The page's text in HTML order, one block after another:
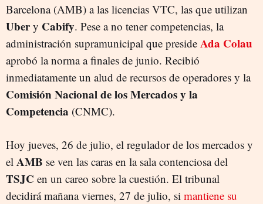
Barcelona (AMB) a las licencias VTC, las que utilizan
Ubery Cabify. Pese a no tener competencias, la
administración supramunicipal que preside Ada Colau
aprobó la norma a finales de junio. Recibió
inmediatamente un alud de recursos de operadores y la
Comisión Nacional de los Mercados y la
Competencia (CNMC).
Hoy jueves, 26 de julio, el regulador de los mercados y
el AMB se ven las caras en la sala contenciosa del
TSJC en un careo sobre la cuestión. El tribunal
decidirá mañana viernes, 27 de julio, si mantiene su